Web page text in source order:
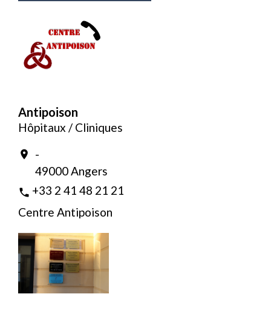
Antipoison
Hôpitaux / Cliniques
location_on
-
49000 Angers
phone +33 2 41 48 21 21
Centre Antipoison